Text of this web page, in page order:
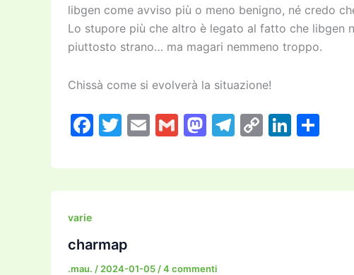
libgen come avviso più o meno benigno, né credo
Lo stupore più che altro è legato al fatto che libgen
piuttosto strano… ma magari nemmeno troppo.
Chissà come si evolverà la situazione!
F
c
e
o
o
T
itt
er
E
ai
l
G
ai
l
M
st
o
n
T
e
gr
C
p
y
Li
k
e
n
di
varie
charmap
.mau. / 2024-01-05 /4 commenti